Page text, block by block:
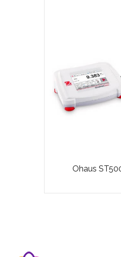
Ohaus